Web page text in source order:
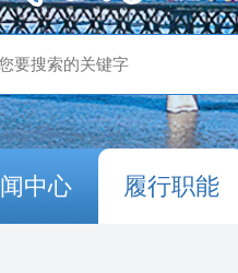
中心 履行职能